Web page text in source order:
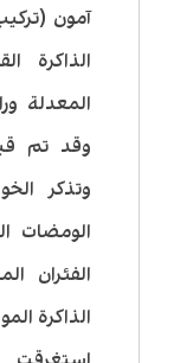
آمون
الذاكرة
المعدلة
وقد تم
وتذكر
الومضات
الفئران